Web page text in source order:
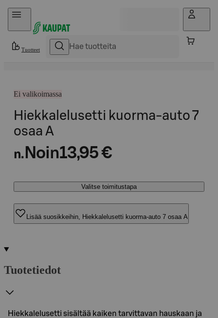
Hyppää sisältöön
Tuotteet
Ei valikoimassa
Hiekkalelusetti kuorma-auto 7
osaa A
n. Noin13,95 €
Valitse toimitustapa
Lisää suosikkeihin, Hiekkalelusetti kuorma-auto 7 osaa A
Tuotetiedot
Hiekkalelusetti sisältää kaiken tarvittavan hauskaan ja